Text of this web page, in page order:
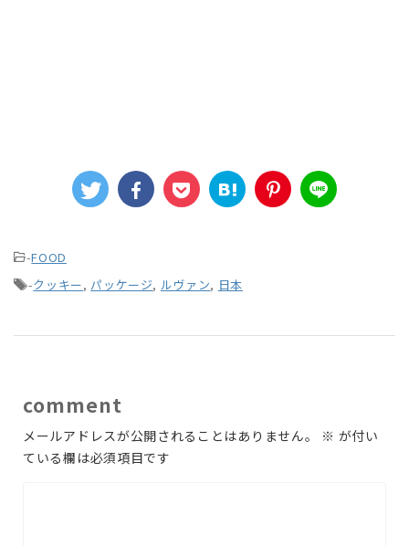
-FOOD
-クッキー, パッケージ, ルヴァン, 日本
comment
メールアドレスが公開されることはありません。 ※ が付い
ている欄は必須項目です